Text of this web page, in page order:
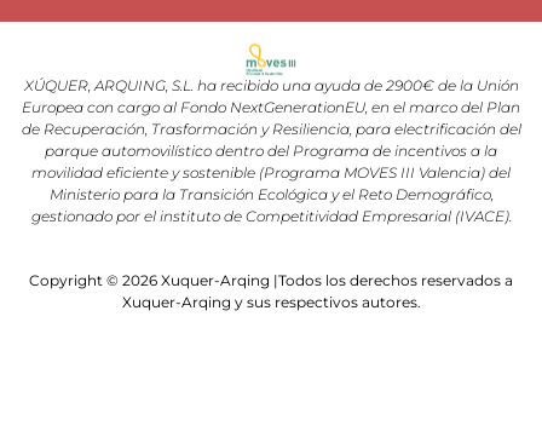
XÚQUER, ARQUING, S.L. ha recibido una ayuda de 2900€ de la Unión
Europea con cargo al Fondo NextGenerationEU, en el marco del Plan
de Recuperación, Trasformación y Resiliencia, para electrificación del
parque automovilístico dentro del Programa de incentivos a la
movilidad eficiente y sostenible (Programa MOVES III Valencia) del
Ministerio para la Transición Ecológica y el Reto Demográfico,
gestionado por el instituto de Competitividad Empresarial (IVACE).
Copyright © 2026 Xuquer-Arqing |Todos los derechos reservados a
Xuquer-Arqing y sus respectivos autores.